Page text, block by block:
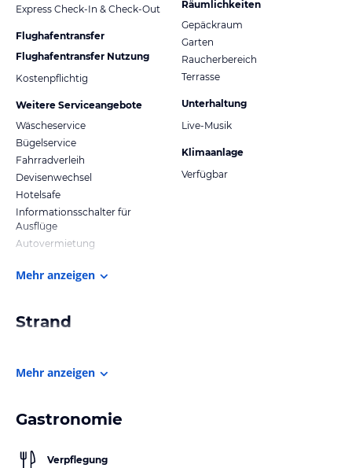
Express Check-In & Check-Out
Flughafentransfer
Flughafentransfer Nutzung
Kostenpflichtig
Weitere Serviceangebote
Wäscheservice
Bügelservice
Fahrradverleih
Devisenwechsel
Hotelsafe
Informationsschalter für
Ausflüge
Autovermietung
Räumlichkeiten
Gepäckraum
Garten
Raucherbereich
Terrasse
Unterhaltung
Live-Musik
Klimaanlage
Verfügbar
Mehr anzeigen
Strand
Mehr anzeigen
Gastronomie
Verpflegung